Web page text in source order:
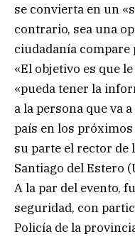
se convierta en un
contrario, sea una
ciudadanía compare
«El objetivo es que
«pueda tener la
a la persona que va
país en los
su parte el rector de
Santiago del Estero
A la par del evento,
seguridad, con
Policía de la